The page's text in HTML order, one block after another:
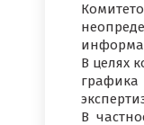
В целях
В